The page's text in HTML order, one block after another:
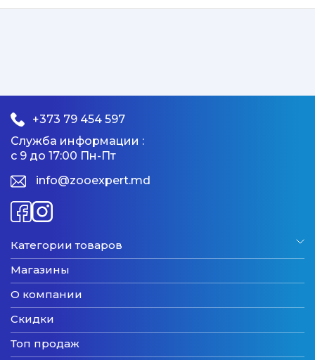
+373 79 454 597
Служба информации :
с 9 до 17:00 Пн-Пт
info@zooexpert.md
Категории товаров
Магазины
О компании
Скидки
Топ продаж